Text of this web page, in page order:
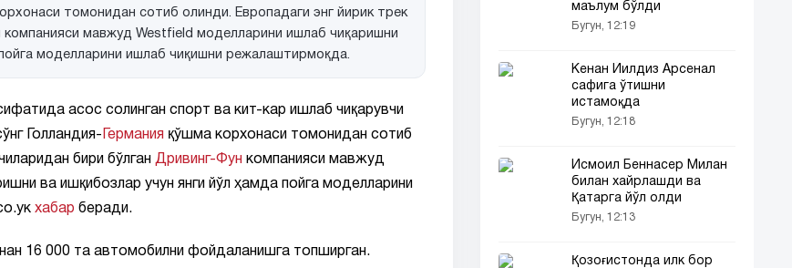
томонидан сотиб олинди. Европадаги энг йирик трек
мавжуд Westfield моделларини ишлаб чиқаришни
моделларини ишлаб чиқишни режалаштирмоқда.
асос солинган спорт ва кит-кар ишлаб чиқарувчи
Голландия- Германия қўшма корхонаси томонидан сотиб
бири бўлган Дривинг-Фун компанияси мавжуд
ва ишқибозлар учун янги йўл ҳамда пойга моделларини
хабар беради.
16 000 та автомобилни фойдаланишга топширган.
маълум бўлди
Бугун, 12:19
Кенан Йилдиз Арсенал
сафига ўтишни
истамоқда
Бугун, 12:18
Исмоил Беннасер Милан
билан хайрлашди ва
Қатарга йўл олди
Бугун, 12:13
Қозоғистонда илк бор